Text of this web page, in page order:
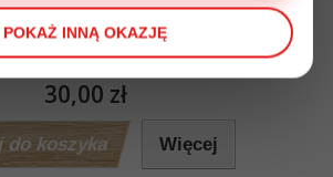
Organza dwutonowa złoty
30,00 zł
do koszyka Więcej
POKAŻ INNĄ OKAZJĘ